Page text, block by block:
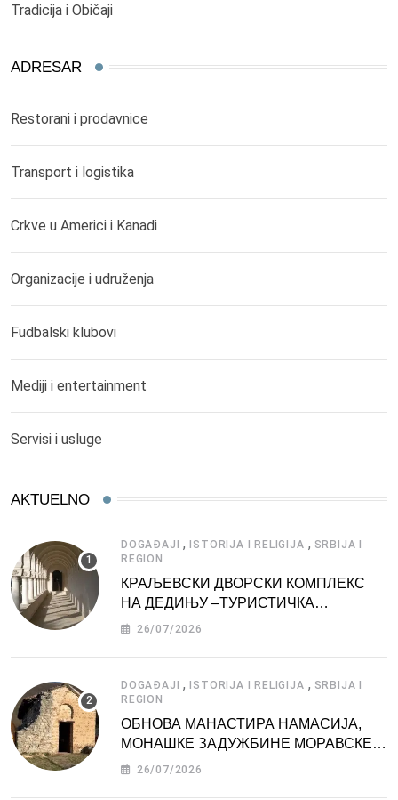
Tradicija i Običaji
ADRESAR
Restorani i prodavnice
Transport i logistika
Crkve u Americi i Kanadi
Organizacije i udruženja
Fudbalski klubovi
Mediji i entertainment
Servisi i usluge
AKTUELNO
DOGAĐAJI , ISTORIJA I RELIGIJA , SRBIJA I
REGION
КРАЉЕВСКИ ДВОРСКИ КОМПЛЕКС
НА ДЕДИЊУ –ТУРИСТИЧКА
АТРАКЦИЈА
26/07/2026
DOGAĐAJI , ISTORIJA I RELIGIJA , SRBIJA I
REGION
ОБНОВА МАНАСТИРА НАМАСИЈА,
МОНАШКЕ ЗАДУЖБИНЕ МОРАВСКЕ
СРБИЈЕ
26/07/2026